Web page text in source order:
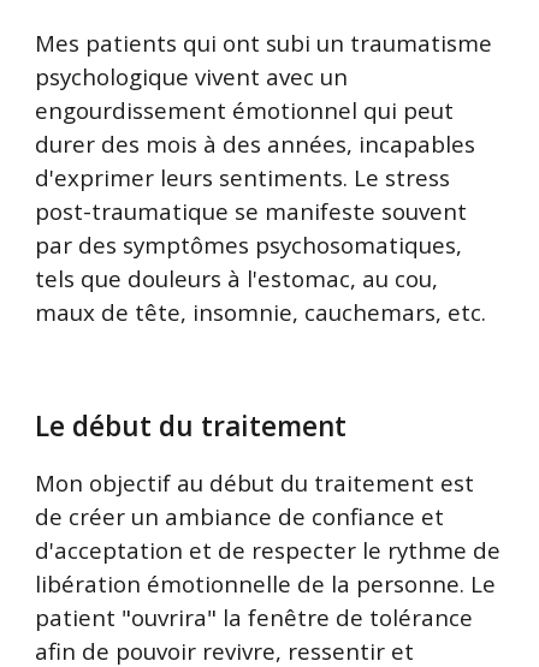
Mes patients qui ont subi un traumatisme
psychologique vivent avec un
engourdissement émotionnel qui peut
durer des mois à des années, incapables
d'exprimer leurs sentiments. Le stress
post-traumatique se manifeste souvent
par des symptômes psychosomatiques,
tels que douleurs à l'estomac, au cou,
maux de tête, insomnie, cauchemars, etc.
Le début du traitement
Mon objectif au début du traitement est
de créer un ambiance de confiance et
d'acceptation et de respecter le rythme de
libération émotionnelle de la personne. Le
patient "ouvrira" la fenêtre de tolérance
afin de pouvoir revivre, ressentir et